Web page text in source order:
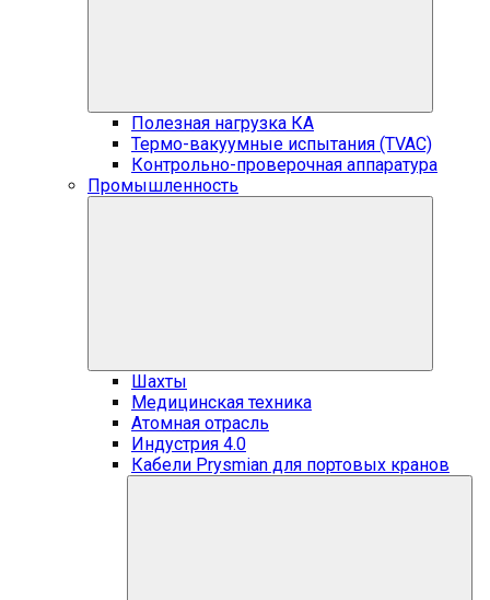
Полезная нагрузка КА
Термо-вакуумные испытания (TVAC)
Контрольно-проверочная аппаратура
Промышленность
Шахты
Медицинская техника
Атомная отрасль
Индустрия 4.0
Кабели Prysmian для портовых кранов